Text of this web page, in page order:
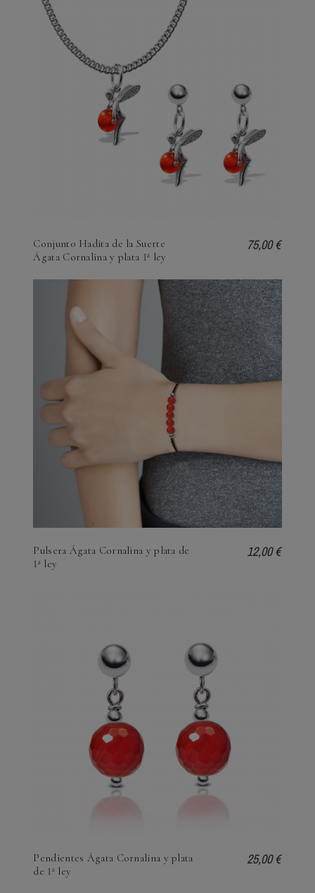
Conjunto Hadita de la Suerte
Ágata Cornalina y plata 1ª ley
75,00 €
Pulsera Ágata Cornalina y plata de
1ª ley
12,00 €
Pendientes Ágata Cornalina y plata
de 1ª ley
25,00 €